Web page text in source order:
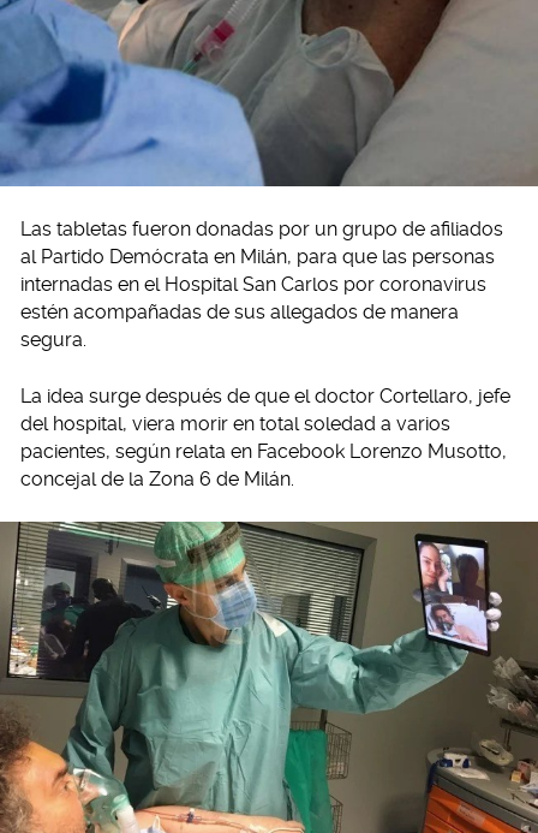
Las tabletas fueron donadas por un grupo de afiliados
al Partido Demócrata en Milán, para que las personas
internadas en el Hospital San Carlos por coronavirus
estén acompañadas de sus allegados de manera
segura.
La idea surge después de que el doctor Cortellaro, jefe
del hospital, viera morir en total soledad a varios
pacientes, según relata en Facebook Lorenzo Musotto,
concejal de la Zona 6 de Milán.